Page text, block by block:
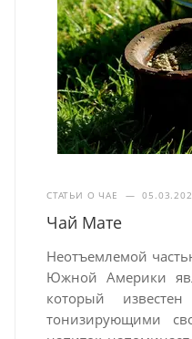
СТАТЬИ О ЧАЕ —
Чай Мате
Неотъемлемой
Южной Америки
который
тонизирующими